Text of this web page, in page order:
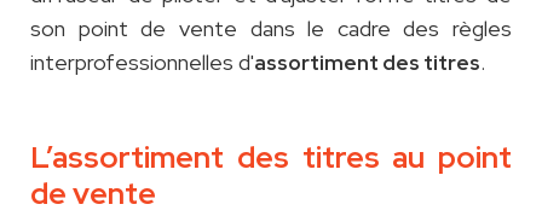
son point de vente dans le cadre des règles
interprofessionnelles d'assortiment des titres.
L’assortiment des titres au point
de vente